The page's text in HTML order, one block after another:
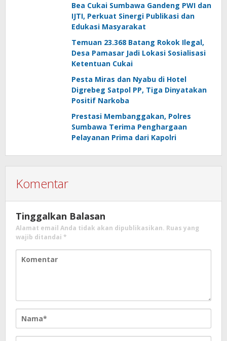
Bea Cukai Sumbawa Gandeng PWI dan
IJTI, Perkuat Sinergi Publikasi dan
Edukasi Masyarakat
Temuan 23.368 Batang Rokok Ilegal,
Desa Pamasar Jadi Lokasi Sosialisasi
Ketentuan Cukai
Pesta Miras dan Nyabu di Hotel
Digrebeg Satpol PP, Tiga Dinyatakan
Positif Narkoba
Prestasi Membanggakan, Polres
Sumbawa Terima Penghargaan
Pelayanan Prima dari Kapolri
Komentar
Tinggalkan Balasan
Alamat email Anda tidak akan dipublikasikan. Ruas yang
wajib ditandai *